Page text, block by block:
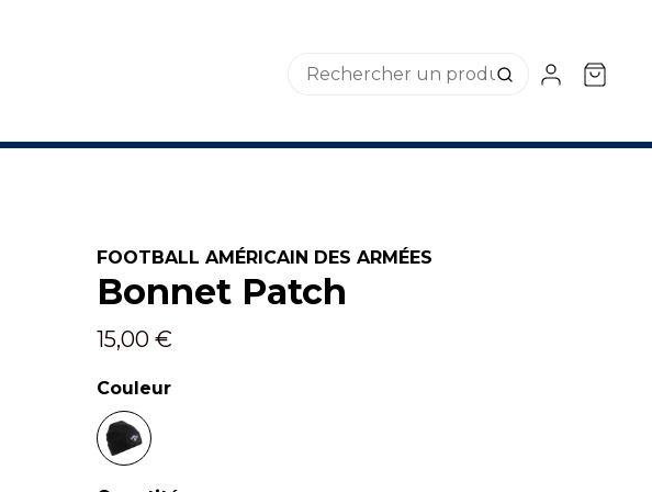
FOOTBALL AMÉRICAIN DES ARMÉES
Bonnet Patch
15,00 €
Couleur